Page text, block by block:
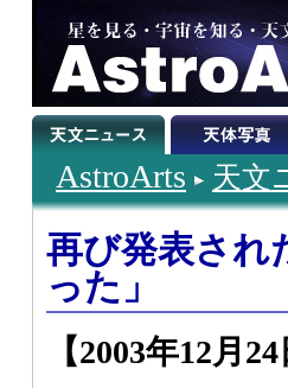
AstroArts 天文
再び発表され
った」
【2003年12月24